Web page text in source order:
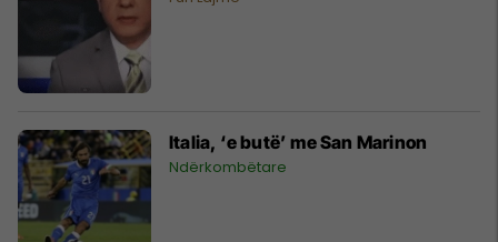
Italia, ‘e butë’ me San Marinon
Ndërkombëtare